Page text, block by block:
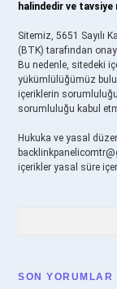
halindedir ve
Sitemiz, 5651 Sayılı
(BTK) tarafından
Bu nedenle, sitedeki
yükümlülüğümüz
içeriklerin
sorumluluğu kabul
Hukuka ve yasal
içerikler yasal süre
SON YORUMLAR